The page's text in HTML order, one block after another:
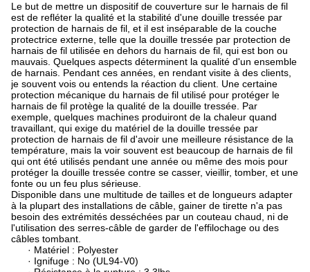
Le but de mettre un dispositif de couverture sur le harnais de fil
est de refléter la qualité et la stabilité d'une douille tressée par
protection de harnais de fil, et il est inséparable de la couche
protectrice externe, telle que la douille tressée par protection de
harnais de fil utilisée en dehors du harnais de fil, qui est bon ou
mauvais. Quelques aspects déterminent la qualité d'un ensemble
de harnais. Pendant ces années, en rendant visite à des clients,
je souvent vois ou entends la réaction du client. Une certaine
protection mécanique du harnais de fil utilisé pour protéger le
harnais de fil protège la qualité de la douille tressée. Par
exemple, quelques machines produiront de la chaleur quand
travaillant, qui exige du matériel de la douille tressée par
protection de harnais de fil d'avoir une meilleure résistance de la
température, mais la voir souvent est beaucoup de harnais de fil
qui ont été utilisés pendant une année ou même des mois pour
protéger la douille tressée contre se casser, vieillir, tomber, et une
fonte ou un feu plus sérieuse.
Disponible dans une multitude de tailles et de longueurs adapter
à la plupart des installations de câble, gainer de tirette n'a pas
besoin des extrémités desséchées par un couteau chaud, ni de
l'utilisation des serres-câble de garder de l'effilochage ou des
câbles tombant.
· Matériel : Polyester
· Ignifuge : No (UL94-V0)